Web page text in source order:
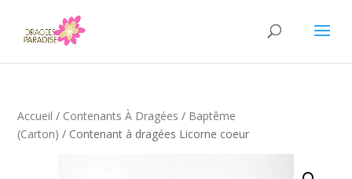
Accueil / Contenants À Dragées / Baptême
(carton) / Contenant à dragées Licorne coeur